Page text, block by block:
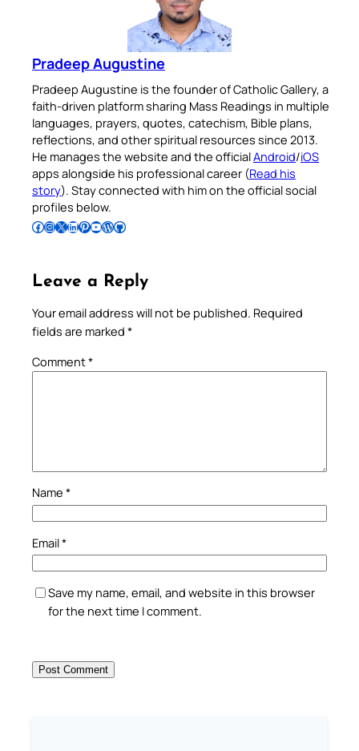
Pradeep Augustine
Pradeep Augustine is the founder of Catholic Gallery, a
faith-driven platform sharing Mass Readings in multiple
languages, prayers, quotes, catechism, Bible plans,
reflections, and other spiritual resources since 2013.
He manages the website and the officialAndroid/iOS
apps alongside his professional career (Read his
story). Stay connected with him on the official social
profiles below.
Follow Pradeep on Facebook Follow Pradeep on InstagramFollow Pradeep on X Follow Pradeep on LinkedIn Follow Pradeep on Pinterest Subscribe to Pradeep’s Youtube Channel Follow Pradeep on WordPress Follow Pradeep on GitHub
Leave a Reply
Your email address will not be published. Required
fields are marked *
Comment*
Name *
Email*
Save my name, email, and website in this browser
for the next time I comment.